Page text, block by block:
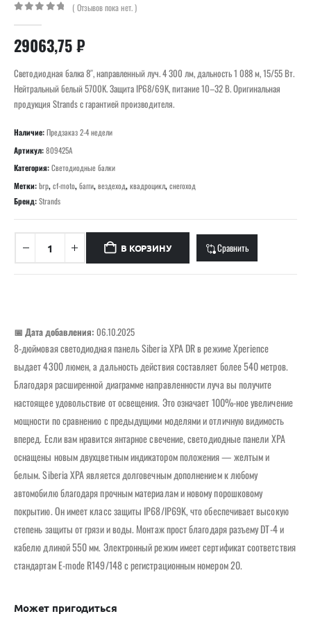
( Отзывов пока нет. )
29063,75₽
Светодиодная балка 8″, направленный луч. 4 300 лм, дальность 1 088 м, 15/55 Вт.
Нейтральный белый 5700K. Защита IP68/69K, питание 10–32 В. Оригинальная
продукция Strands с гарантией производителя.
Наличие:Предзаказ 2-4 недели
Артикул:809425A
Категория:Светодиодные балки
Метки:brp,cf-moto,багги,вездеход,квадроцикл,снегоход
Бренд:Strands
В КОРЗИНУ Сравнить
📅 Дата добавления: 06.10.2025
8-дюймовая светодиодная панель Siberia XPA DR в режиме Xperience
выдает 4300 люмен, а дальность действия составляет более 540 метров.
Благодаря расширенной диаграмме направленности луча вы получите
настоящее удовольствие от освещения. Это означает 100%-ное увеличение
мощности по сравнению с предыдущими моделями и отличную видимость
вперед. Если вам нравится янтарное свечение, светодиодные панели XPA
оснащены новым двухцветным индикатором положения — желтым и
белым. Siberia XPA является долговечным дополнением к любому
автомобилю благодаря прочным материалам и новому порошковому
покрытию. Он имеет класс защиты IP68/IP69K, что обеспечивает высокую
степень защиты от грязи и воды. Монтаж прост благодаря разъему DT-4 и
кабелю длиной 550 мм. Электронный режим имеет сертификат соответствия
стандартам E-mode R149/148 с регистрационным номером 20.
Может пригодиться